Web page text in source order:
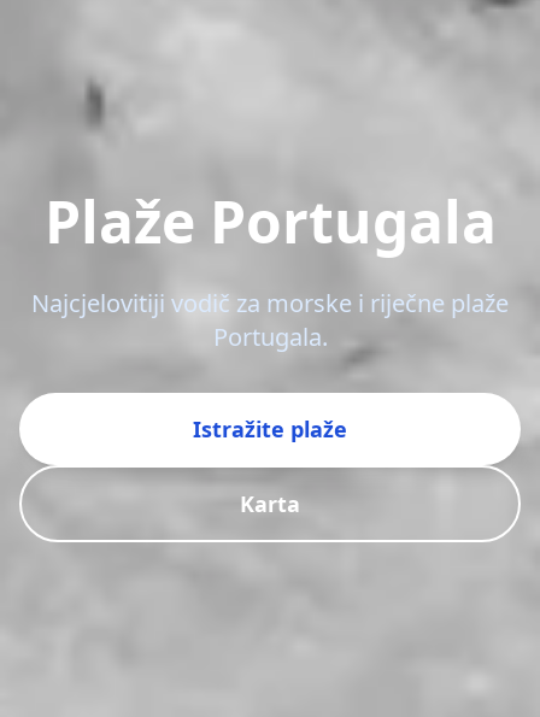
Plaže Portugala
Najcjelovitiji vodič za morske i riječne plaže
Portugala.
Istražite plaže
Karta